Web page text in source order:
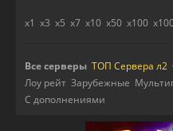
x1 x3 x5 x7 x10 x50 x100
Все серверы ТОП Сервера л2
Лоу рейт Зарубежные
С дополнениями